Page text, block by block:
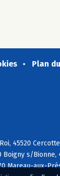
Plan
45520
s/Bionne,
Mareau-aux-